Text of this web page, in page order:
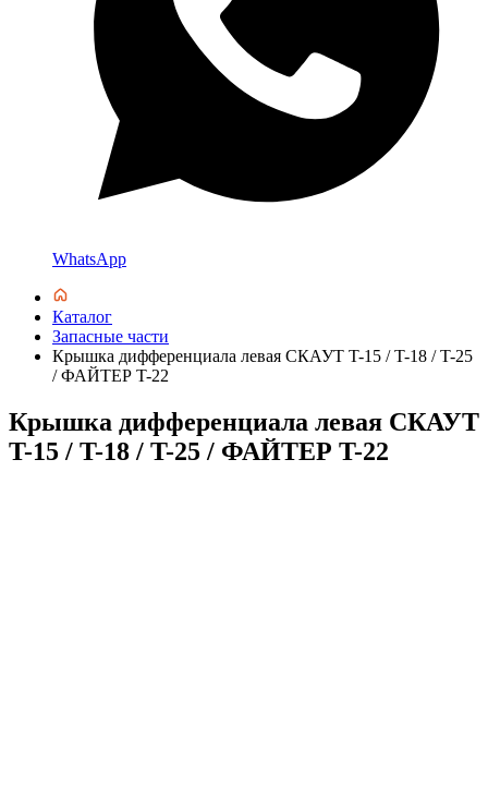
WhatsApp
Каталог
Запасные части
Крышка дифференциала левая СКАУТ T-15 / T-18 / T-25
/ ФАЙТЕР T-22
Крышка дифференциала левая СКАУТ
T-15 / T-18 / T-25 / ФАЙТЕР T-22